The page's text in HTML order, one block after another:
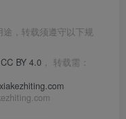
，转载须遵守以下规
CC BY 4.0 ， 转载需：